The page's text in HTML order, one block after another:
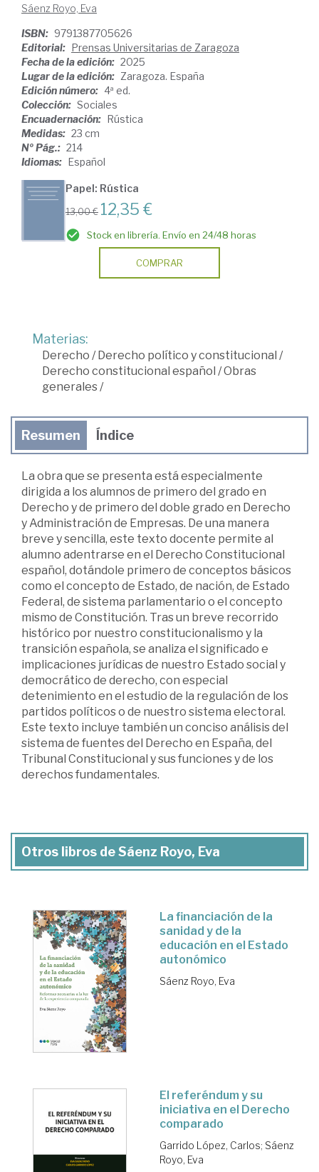
Sáenz Royo, Eva
ISBN: 9791387705626
Editorial: Prensas Universitarias de Zaragoza
Fecha de la edición: 2025
Lugar de la edición: Zaragoza. España
Edición número: 4ª ed.
Colección: Sociales
Encuadernación: Rústica
Medidas: 23 cm
Nº Pág.: 214
Idiomas: Español
Papel: Rústica
13,00 € 12,35 €
Stock en librería. Envío en 24/48 horas
COMPRAR
Materias:
Derecho /Derecho político y constitucional /
Derecho constitucional español /Obras
generales/
Resumen Índice
La obra que se presenta está especialmente
dirigida a los alumnos de primero del grado en
Derecho y de primero del doble grado en Derecho
y Administración de Empresas. De una manera
breve y sencilla, este texto docente permite al
alumno adentrarse en el Derecho Constitucional
español, dotándole primero de conceptos básicos
como el concepto de Estado, de nación, de Estado
Federal, de sistema parlamentario o el concepto
mismo de Constitución. Tras un breve recorrido
histórico por nuestro constitucionalismo y la
transición española, se analiza el significado e
implicaciones jurídicas de nuestro Estado social y
democrático de derecho, con especial
detenimiento en el estudio de la regulación de los
partidos políticos o de nuestro sistema electoral.
Este texto incluye también un conciso análisis del
sistema de fuentes del Derecho en España, del
Tribunal Constitucional y sus funciones y de los
derechos fundamentales.
Otros libros de Sáenz Royo, Eva
La financiación de la
sanidad y de la
educación en el Estado
autonómico
Sáenz Royo, Eva
El referéndum y su
iniciativa en el Derecho
comparado
Garrido López, Carlos; Sáenz
Royo, Eva